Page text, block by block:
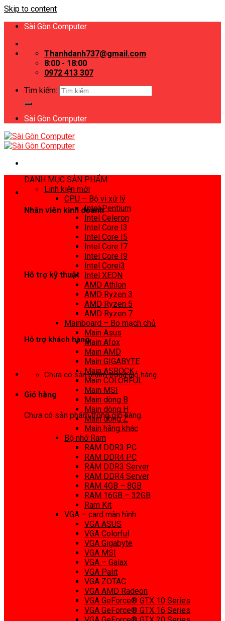
Skip to content
Sài Gòn Computer
Thanhdanh737@gmail.com
8:00 - 18:00
0972 413 307
Tìm kiếm:
Sài Gòn Computer
Nhân viên kinh doanh
Hỗ trợ kỹ thuật
Hỗ trợ khách hàng
Chưa có sản phẩm trong giỏ hàng.
Giỏ hàng
Chưa có sản phẩm trong giỏ hàng.
DANH MỤC SẢN PHẨM
Linh kiện mới
CPU – Bộ vi xử lý
Intel Pentium
Intel Celeron
Intel Core I3
Intel Core I5
Intel Core I7
Intel Core I9
Intel Corei3
Intel XEON
AMD Athlon
AMD Ryzen 3
AMD Ryzen 5
AMD Ryzen 7
Mainboard – Bo mạch chủ
Main Asus
Main Afox
Main AMD
Main GIGABYTE
Main ASROCK
Main COLORFUL
Main MSI
Main dòng B
Main dòng H
Main dòng Z
Main hãng khác
Bộ nhớ Ram
RAM DDR3 PC
RAM DDR4 PC
RAM DDR3 Server
RAM DDR4 Server
RAM 4GB – 8GB
RAM 16GB – 32GB
Ram Kit
VGA – card màn hình
VGA ASUS
VGA Colorful
VGA Gigabyte
VGA MSI
VGA – Galax
VGA Palit
VGA ZOTAC
VGA AMD Radeon
VGA GeForce® GTX 10 Series
VGA GeForce® GTX 16 Series